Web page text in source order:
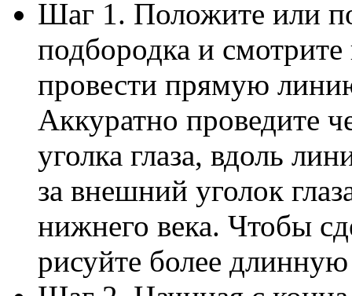
Шаг 1. Положите или
подбородка и
провести прямую
Аккуратно проведите
уголка глаза, вдоль
за внешний уголок
нижнего века. Чтобы
рисуйте более